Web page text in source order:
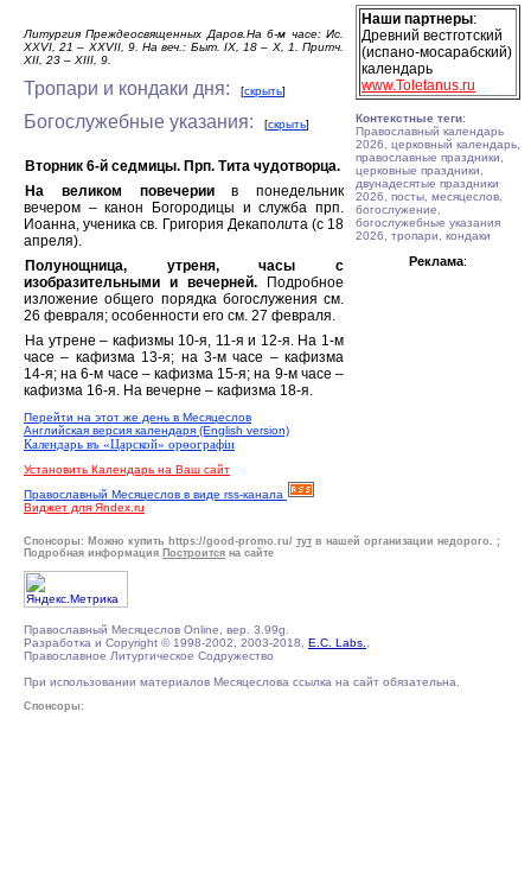
Литургия Преждеосвященных Даров.На 6-м часе: Ис.
XXVI, 21 – XXVII, 9. На веч.: Быт. IX, 18 – X, 1. Притч.
XII, 23 – XIII, 9.
Тропари и кондаки дня: [скрыть]
Богослужебные указания: [скрыть]
Вторник 6-й седмицы. Прп. Тита чудотворца.
На великом повечериив понедельник
вечером – канон Богородицы и служба прп.
Иоанна, ученика св. Григория Декаполита (с 18
апреля).
Полунощница, утреня, часы с
изобразительными и вечерней. Подробное
изложение общего порядка богослужения см.
26 февраля; особенности его см. 27 февраля.
На утрене – кафизмы 10-я, 11-я и 12-я. На 1-м
часе – кафизма 13-я; на 3-м часе – кафизма
14-я; на 6-м часе – кафизма 15-я; на 9-м часе –
кафизма 16-я. На вечерне – кафизма 18-я.
Перейти на этот же день в Месяцеслов
Английская версия календаря (English version)
Календарь въ «Царской» орѳографiи
Установить Календарь на Ваш сайт
Православный Месяцеслов в виде rss-канала
Виджет для Яndex.ru
Наши партнеры:
Древний вестготский
(испано-мосарабский)
календарь
www.Toletanus.ru
Контекстные теги:
Православный календарь
2026, церковный календарь,
православные праздники,
церковные праздники,
двунадесятые праздники
2026, посты, месяцеслов,
богослужение,
богослужебные указания
2026, тропари, кондаки
Реклама:
Спонсоры: Можно купить https://good-promo.ru/ тут в нашей организации недорого. ;
Подробная информация Построится на сайте
Православный Месяцеслов Online, вер. 3.99g.
Разработка и Copyright © 1998-2002, 2003-2018, E.C. Labs.
Православное Литургическое Содружество
При использовании материалов Месяцеслова ссылка на сайт обязательна.
Спонсоры: